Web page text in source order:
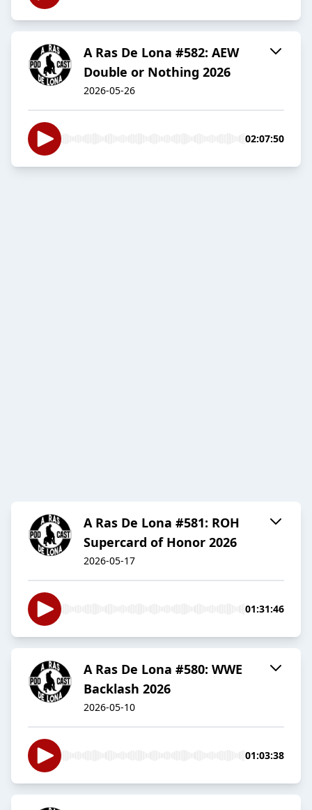
A Ras De Lona #582: AEW
Double or Nothing 2026
2026-05-26
02:07:50
A Ras De Lona #581: ROH
Supercard of Honor 2026
2026-05-17
01:31:46
A Ras De Lona #580: WWE
Backlash 2026
2026-05-10
01:03:38